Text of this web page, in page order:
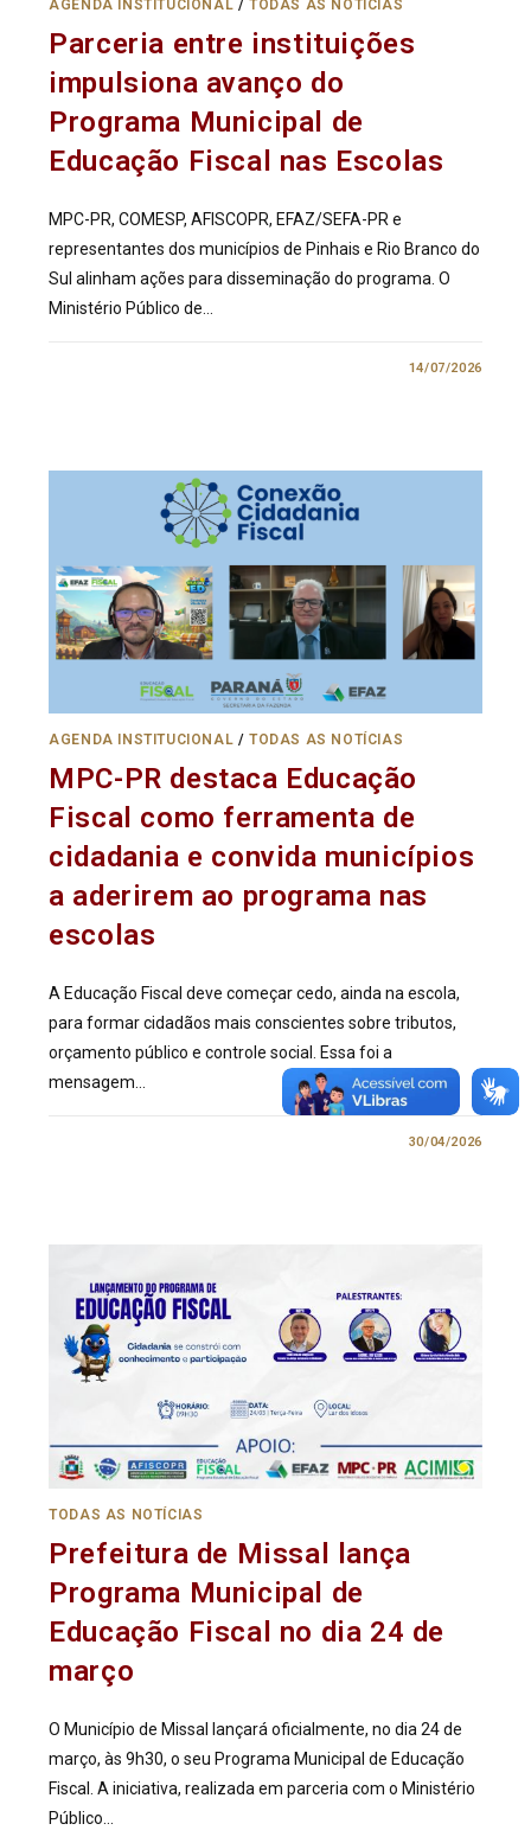
AGENDA INSTITUCIONAL /TODAS AS NOTÍCIAS
Parceria entre instituições
impulsiona avanço do
Programa Municipal de
Educação Fiscal nas Escolas
MPC-PR, COMESP, AFISCOPR, EFAZ/SEFA-PR e
representantes dos municípios de Pinhais e Rio Branco do
Sul alinham ações para disseminação do programa. O
Ministério Público de…
14/07/2026
AGENDA INSTITUCIONAL /TODAS AS NOTÍCIAS
MPC-PR destaca Educação
Fiscal como ferramenta de
cidadania e convida municípios
a aderirem ao programa nas
escolas
A Educação Fiscal deve começar cedo, ainda na escola,
para formar cidadãos mais conscientes sobre tributos,
orçamento público e controle social. Essa foi a
mensagem…
30/04/2026
TODAS AS NOTÍCIAS
Prefeitura de Missal lança
Programa Municipal de
Educação Fiscal no dia 24 de
março
O Município de Missal lançará oficialmente, no dia 24 de
março, às 9h30, o seu Programa Municipal de Educação
Fiscal. A iniciativa, realizada em parceria com o Ministério
Público…